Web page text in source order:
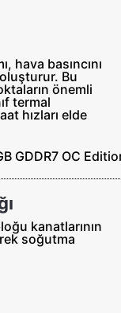
hava basıncını
oluşturur. Bu
önemli
termal
hızları elde
kanatlarının
soğutma